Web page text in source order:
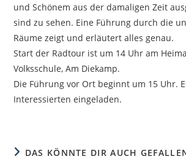
und Schönem aus der damaligen Zeit
sind zu sehen. Eine Führung durch die
Räume zeigt und erläutert alles genau.
Start der Radtour ist um 14 Uhr am
Volksschule, Am Diekamp.
Die Führung vor Ort beginnt um 15 Uhr.
Interessierten eingeladen.
DAS KÖNNTE DIR AUCH